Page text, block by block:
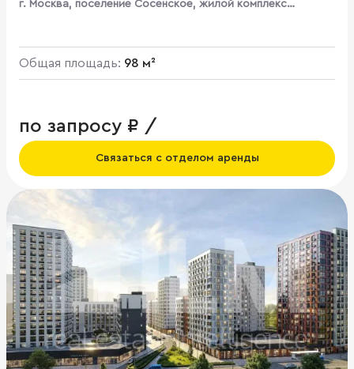
г. Москва, поселение Сосенское, жилой комплекс
Общая площадь: 98 м²
по запросу ₽ /
Связаться с отделом аренды